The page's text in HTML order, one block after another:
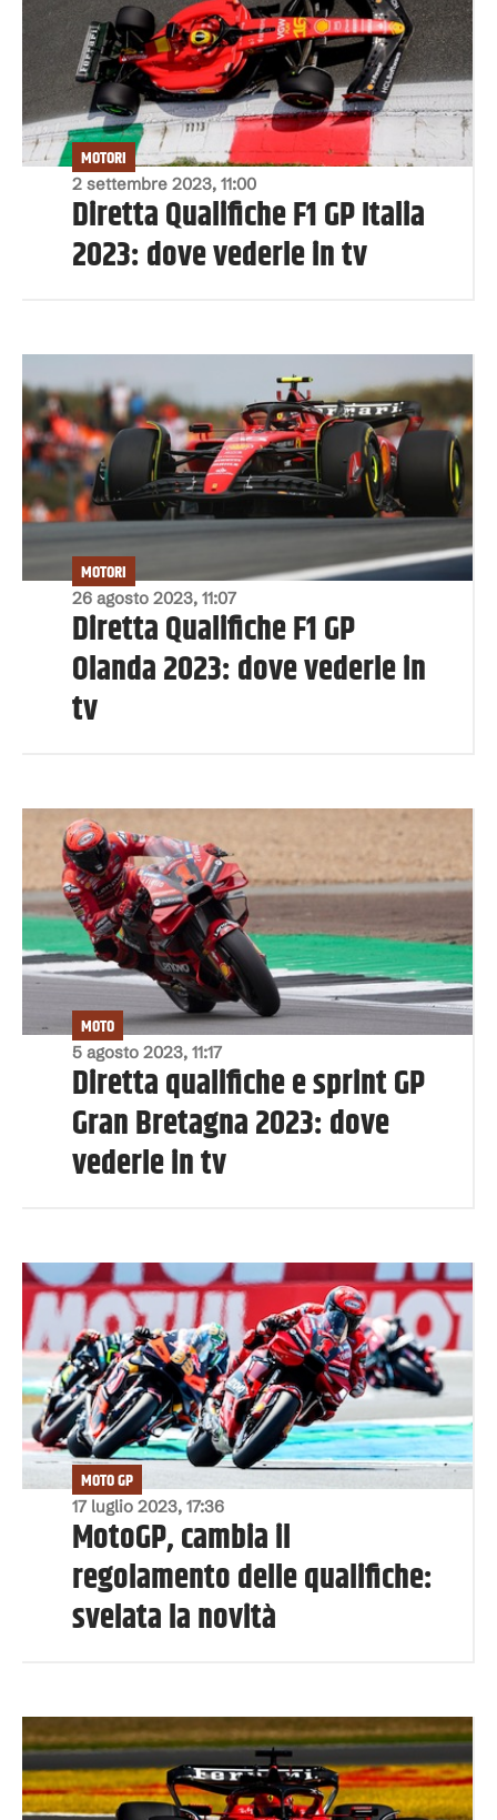
2 settembre 2023, 11:00
MOTORI
Diretta Qualifiche F1 GP Italia
2023: dove vederle in tv
26 agosto 2023, 11:07
MOTORI
Diretta Qualifiche F1 GP
Olanda 2023: dove vederle in
tv
5 agosto 2023, 11:17
MOTO
Diretta qualifiche e sprint GP
Gran Bretagna 2023: dove
vederle in tv
17 luglio 2023, 17:36
MOTO GP
MotoGP, cambia il
regolamento delle qualifiche:
svelata la novità